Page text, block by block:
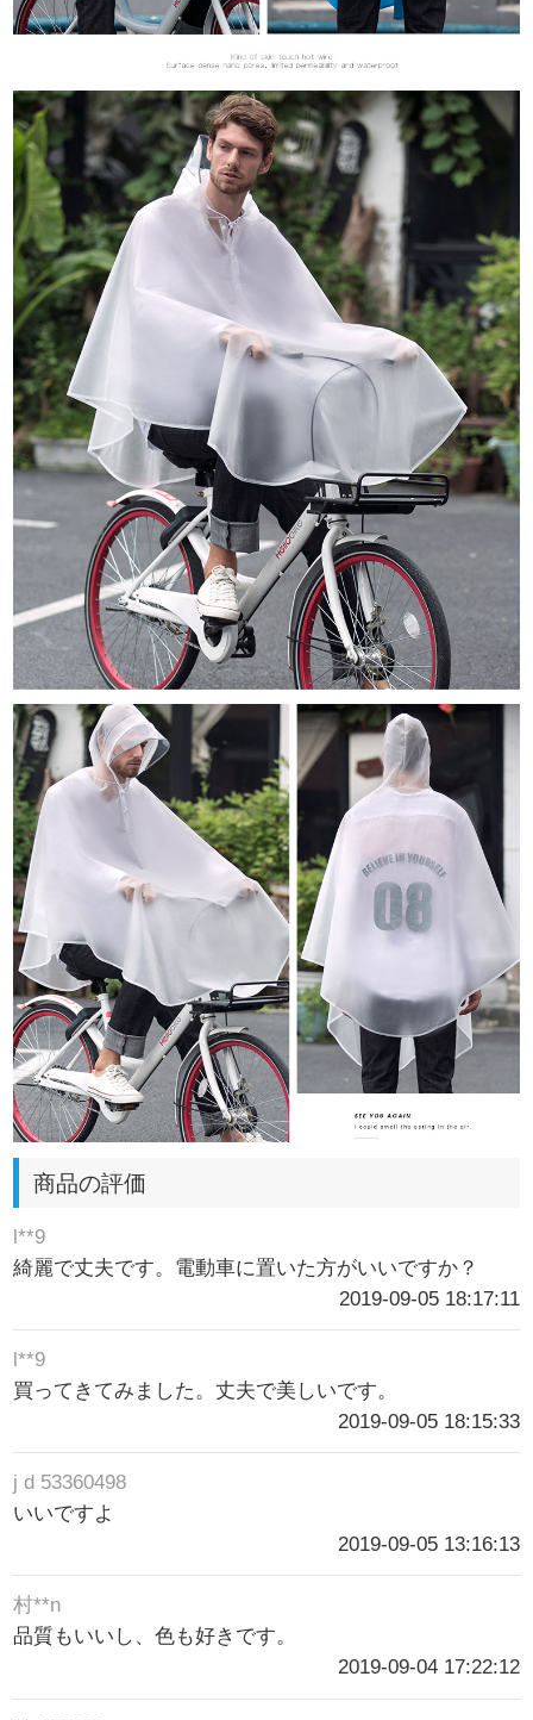
商品の評価
l**9
綺麗で丈夫です。電動車に置いた方がいいですか？
2019-09-05 18:17:11
l**9
買ってきてみました。丈夫で美しいです。
2019-09-05 18:15:33
j d 53360498
いいですよ
2019-09-05 13:16:13
村**n
品質もいいし、色も好きです。
2019-09-04 17:22:12